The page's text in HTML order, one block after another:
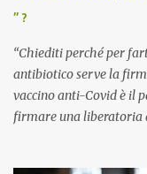
” ?
“Chiediti perché per
antibiotico serve la
vaccino anti-Covid è il
firmare una liberatoria